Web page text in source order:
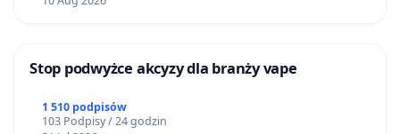
UKRYTE NIEPEŁNOSPRAWNOŚCI
Stop podwyżce akcyzy dla branży vape
1 510 podpisów
103 Podpisy / 24 godzin